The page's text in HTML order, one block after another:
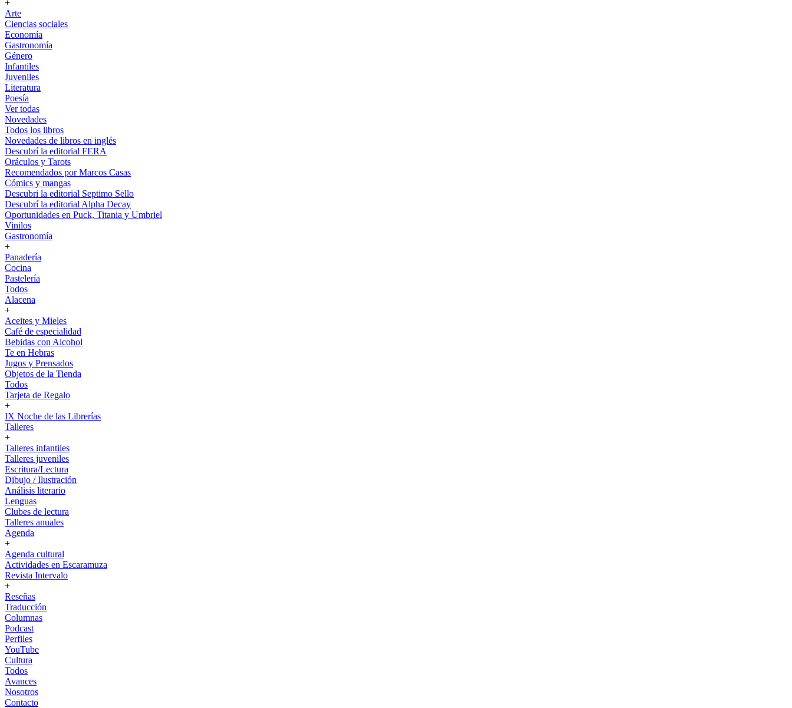
+
Arte
Ciencias sociales
Economía
Gastronomía
Género
Infantiles
Juveniles
Literatura
Poesía
Ver todas
Novedades
Todos los libros
Novedades de libros en inglés
Descubrí la editorial FERA
Oráculos y Tarots
Recomendados por Marcos Casas
Cómics y mangas
Descubri la editorial Septimo Sello
Descubrí la editorial Alpha Decay
Oportunidades en Puck, Titania y Umbriel
Vinilos
Gastronomía
+
Panadería
Cocina
Pastelería
Todos
Alacena
+
Aceites y Mieles
Café de especialidad
Bebidas con Alcohol
Te en Hebras
Jugos y Prensados
Objetos de la Tienda
Todos
Tarjeta de Regalo
+
IX Noche de las Librerías
Talleres
+
Talleres infantiles
Talleres juveniles
Escritura/Lectura
Dibujo / Ilustración
Análisis literario
Lenguas
Clubes de lectura
Talleres anuales
Agenda
+
Agenda cultural
Actividades en Escaramuza
Revista Intervalo
+
Reseñas
Traducción
Columnas
Podcast
Perfiles
YouTube
Cultura
Todos
Avances
Nosotros
Contacto